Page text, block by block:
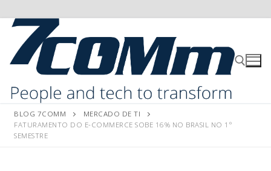
BLOG 7COMM
MERCADO DE TI
FATURAMENTO DO E-COMMERCE SOBE 16% NO BRASIL NO 1º
SEMESTRE